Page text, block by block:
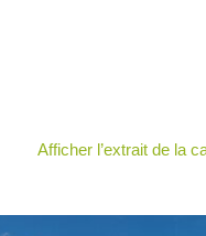
Afficher l’extrait de la